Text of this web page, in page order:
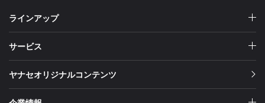
ラインアップ
サービス
ヤナセオリジナルコンテンツ